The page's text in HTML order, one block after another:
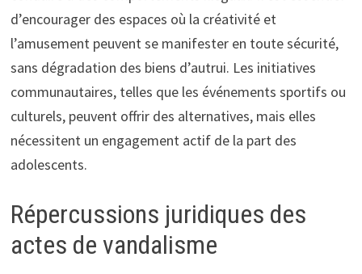
d’encourager des espaces où la créativité et
l’amusement peuvent se manifester en toute sécurité,
sans dégradation des biens d’autrui. Les initiatives
communautaires, telles que les événements sportifs ou
culturels, peuvent offrir des alternatives, mais elles
nécessitent un engagement actif de la part des
adolescents.
Répercussions juridiques des
actes de vandalisme